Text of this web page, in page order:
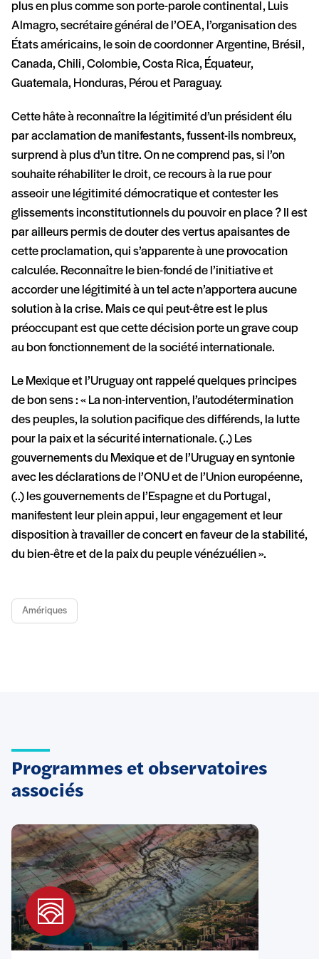
plus en plus comme son porte-parole continental, Luis
Almagro, secrétaire général de l’OEA, l’organisation des
États américains, le soin de coordonner Argentine, Brésil,
Canada, Chili, Colombie, Costa Rica, Équateur,
Guatemala, Honduras, Pérou et Paraguay.
Cette hâte à reconnaître la légitimité d’un président élu
par acclamation de manifestants, fussent-ils nombreux,
surprend à plus d’un titre. On ne comprend pas, si l’on
souhaite réhabiliter le droit, ce recours à la rue pour
asseoir une légitimité démocratique et contester les
glissements inconstitutionnels du pouvoir en place ? Il est
par ailleurs permis de douter des vertus apaisantes de
cette proclamation, qui s’apparente à une provocation
calculée. Reconnaître le bien-fondé de l’initiative et
accorder une légitimité à un tel acte n’apportera aucune
solution à la crise. Mais ce qui peut-être est le plus
préoccupant est que cette décision porte un grave coup
au bon fonctionnement de la société internationale.
Le Mexique et l’Uruguay ont rappelé quelques principes
de bon sens : « La non-intervention, l’autodétermination
des peuples, la solution pacifique des différends, la lutte
pour la paix et la sécurité internationale. (..) Les
gouvernements du Mexique et de l’Uruguay en syntonie
avec les déclarations de l’ONU et de l’Union européenne,
(..) les gouvernements de l’Espagne et du Portugal,
manifestent leur plein appui, leur engagement et leur
disposition à travailler de concert en faveur de la stabilité,
du bien-être et de la paix du peuple vénézuélien ».
Amériques
Programmes et observatoires
associés